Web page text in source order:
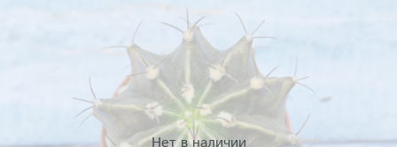
Нет в наличии